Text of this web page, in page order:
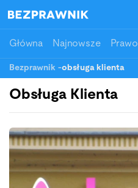
Główna Najnowsze Prawo
Bezprawnik -obsługa klienta
Obsługa Klienta